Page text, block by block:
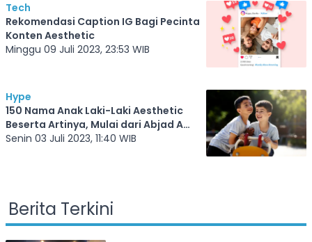
Tech
Rekomendasi Caption IG Bagi Pecinta
Konten Aesthetic
Minggu 09 Juli 2023, 23:53 WIB
Hype
150 Nama Anak Laki-Laki Aesthetic
Beserta Artinya, Mulai dari Abjad A
sampai E
Senin 03 Juli 2023, 11:40 WIB
Berita Terkini